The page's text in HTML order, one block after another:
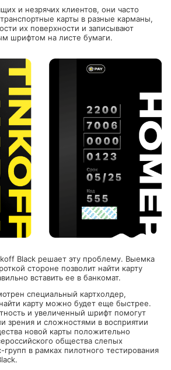
и незрячих клиентов, они часто
карты в разные карманы,
их поверхности и записывают
шрифтом на листе бумаги.
Black решает эту проблему. Выемка
стороне позволит найти карту
вставить ее в банкомат.
специальный картхолдер,
карту можно будет еще быстрее.
и увеличенный шрифт помогут
зрения и сложностями в восприятии
новой карты положительно
общества слепых
групп в рамках пилотного тестирования